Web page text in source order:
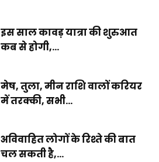
इस साल कावड़ यात्रा की शुरुआत
कब से होगी,...
मेष, तुला, मीन राशि वालों करियर
में तरक्की, सभी...
अविवाहित लोगों के रिश्ते की बात
चल सकती है,...